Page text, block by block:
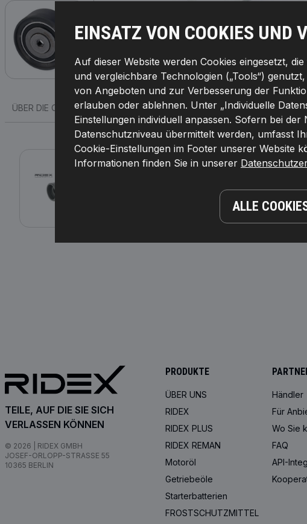
EINSATZ VON COOKIES UND
Auf dieser Website werden Cookies eingesetzt,
und vergleichbare Technologien („Tools“)
von Angeboten und zur Verbesserung der
erlauben oder ablehnen. Unter „Individuelle
Einstellungen individuell anpassen. Sofern bei
Datenschutzniveau übermittelt werden, umfasst
Cookie-Einstellungen im Footer unserer Website
Informationen finden Sie in unserer
ALLE
ÜBER DIE OEM-NUMMER PASSENDE FAHRZEUGE
313D0012
Metall,Innendurchmesser
Hersteller Artikelnummer:
TEILE, AUF DIE SIE SICH
VERLASSEN KÖNNEN
© 2026 | RIDEX GMBH
JOSEF-ORLOPP-STRASSE 55
10365 BERLIN
PRODUKTE
ÜBER UNS
RIDEX
RIDEX PLUS
RIDEX REMAN
Motoröl
Getriebeöle
Starterbatterien
FROSTSCHUTZMITTEL
Händler
Für
Wo Sie
FAQ
API-